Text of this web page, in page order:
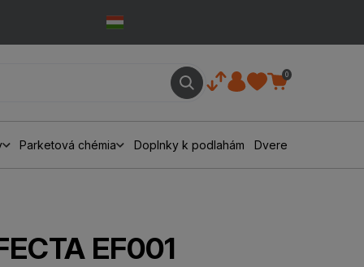
0
Parketová chémia Doplnky k podlahám Dvere
EF001